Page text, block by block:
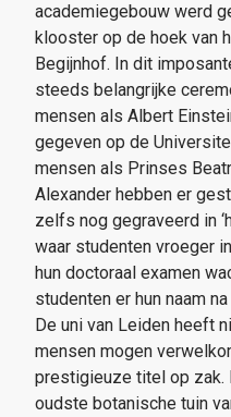
academiegebouw werd
klooster op de hoek van
Begijnhof. In dit
steeds belangrijke
mensen als Albert
gegeven op de
mensen als Prinses
Alexander hebben er
zelfs nog gegraveerd in
waar studenten vroeger
hun doctoraal examen
studenten er hun naam
De uni van Leiden heeft
mensen mogen
prestigieuze titel op zak.
oudste botanische tuin